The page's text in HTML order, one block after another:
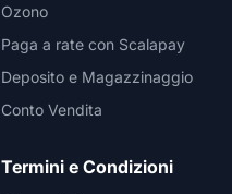
Ozono
Paga a rate con Scalapay
Deposito e Magazzinaggio
Conto Vendita
Termini e Condizioni